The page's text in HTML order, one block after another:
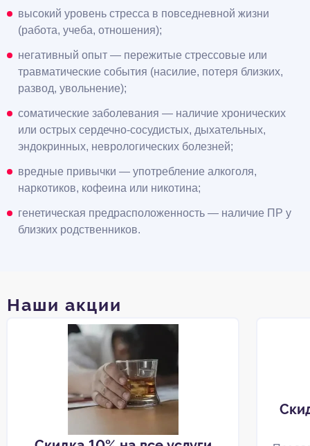
высокий уровень стресса в повседневной жизни
(работа, учеба, отношения);
негативный опыт — пережитые стрессовые или
травматические события (насилие, потеря близких,
развод, увольнение);
соматические заболевания — наличие хронических
или острых сердечно-сосудистых, дыхательных,
эндокринных, неврологических болезней;
вредные привычки — употребление алкоголя,
наркотиков, кофеина или никотина;
генетическая предрасположенность — наличие ПР у
близких родственников.
Наши акции